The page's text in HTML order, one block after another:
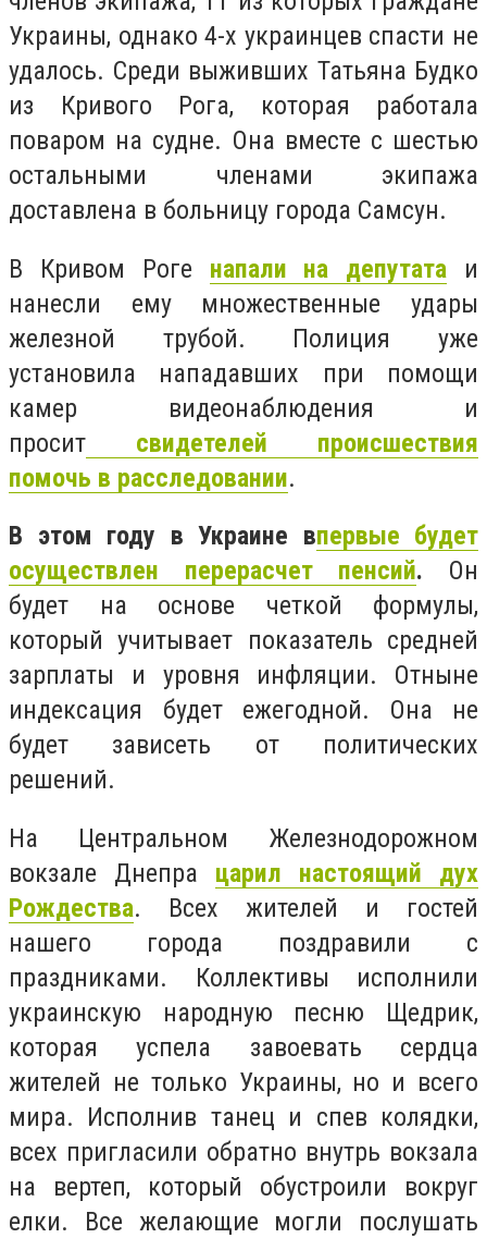
Украины, однако 4-х украинцев спасти не
удалось. Среди выживших Татьяна Будко
из Кривого Рога, которая работала
поваром на судне. Она вместе с шестью
остальными членами экипажа
доставлена в больницу города Самсун.
В Кривом Роге напали на депутата и
нанесли ему множественные удары
железной трубой. Полиция уже
установила нападавших при помощи
камер видеонаблюдения и
просит свидетелей происшествия
помочь в расследовании.
В этом году в Украине впервые будет
осуществлен перерасчет пенсий. Он
будет на основе четкой формулы,
который учитывает показатель средней
зарплаты и уровня инфляции. Отныне
индексация будет ежегодной. Она не
будет зависеть от политических
решений.
На Центральном Железнодорожном
вокзале Днепра царил настоящий дух
Рождества. Всех жителей и гостей
нашего города поздравили с
праздниками. Коллективы исполнили
украинскую народную песню Щедрик,
которая успела завоевать сердца
жителей не только Украины, но и всего
мира. Исполнив танец и спев колядки,
всех пригласили обратно внутрь вокзала
на вертеп, который обустроили вокруг
елки. Все желающие могли послушать